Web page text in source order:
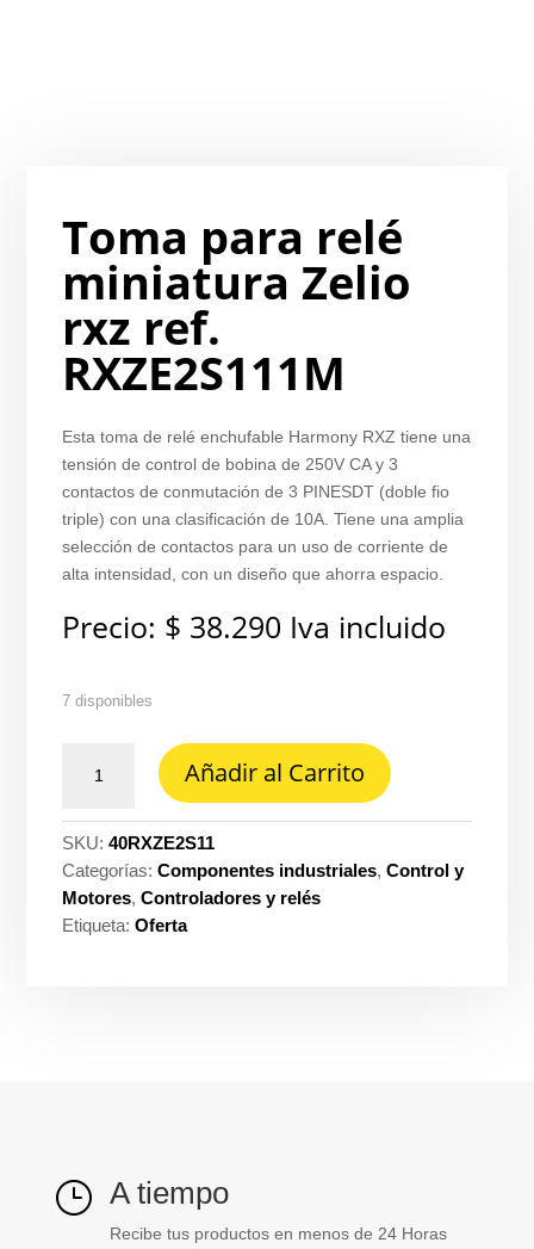
Toma para relé
miniatura Zelio
rxz ref.
RXZE2S111M
Esta toma de relé enchufable Harmony RXZ tiene una
tensión de control de bobina de 250V CA y 3
contactos de conmutación de 3 PINESDT (doble fio
triple) con una clasificación de 10A. Tiene una amplia
selección de contactos para un uso de corriente de
alta intensidad, con un diseño que ahorra espacio.
Precio: $ 38.290 Iva incluido
7 disponibles
para
miniatura
Zelio
rxz
ref.
Añadir al Carrito
SKU:40RXZE2S11
Categorías:Componentes industriales,Control y
Motores,Controladores y relés
Etiqueta:Oferta
} A tiempo
Recibe tus productos en menos de 24 Horas